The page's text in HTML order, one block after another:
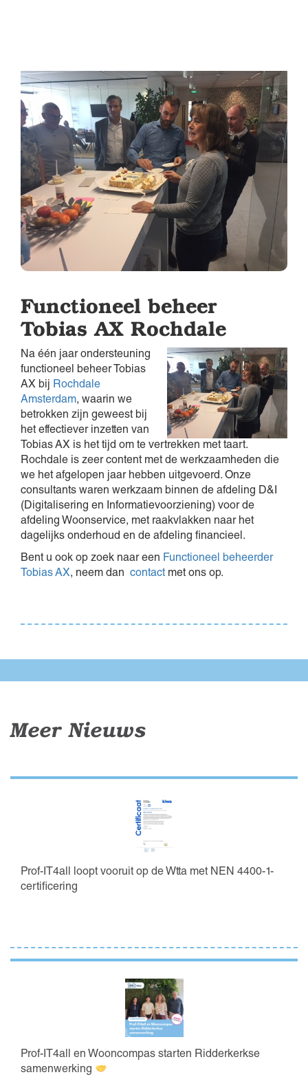
Functioneel beheer
Tobias AX Rochdale
Na één jaar ondersteuning
functioneel beheer Tobias
AX bij Rochdale
Amsterdam, waarin we
betrokken zijn geweest bij
het effectiever inzetten van
Tobias AX is het tijd om te vertrekken met taart.
Rochdale is zeer content met de werkzaamheden die
we het afgelopen jaar hebben uitgevoerd. Onze
consultants waren werkzaam binnen de afdeling D&I
(Digitalisering en Informatievoorziening) voor de
afdeling Woonservice, met raakvlakken naar het
dagelijks onderhoud en de afdeling financieel.
Bent u ook op zoek naar een Functioneel beheerder
Tobias AX, neem dan contact met ons op.
Meer Nieuws
Prof-IT4all loopt vooruit op de Wtta met NEN 4400-1-
certificering
Prof-IT4all en Wooncompas starten Ridderkerkse
samenwerking